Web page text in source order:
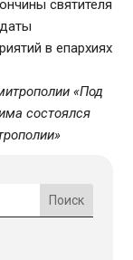
святителя
в епархиях
«Под
состоялся